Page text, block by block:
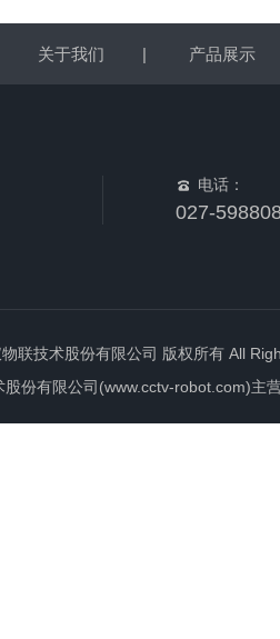
关于我们 | 产品展示
电话：
027-
联技术股份有限公司 版权所有 All
股份有限公司(www.cctv-robot.com)主